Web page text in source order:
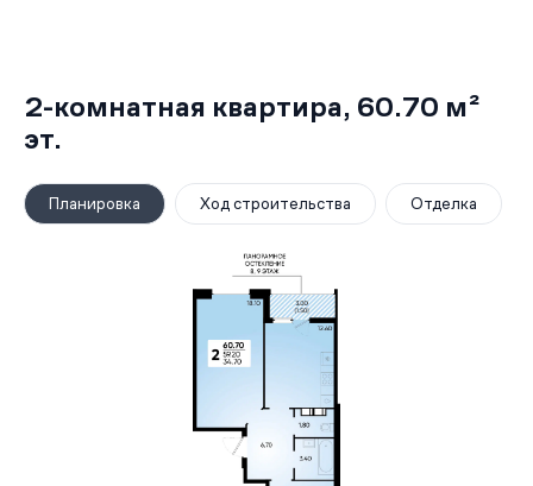
2-комнатная квартира, 60.70 м²
эт.
Планировка Ход строительства Отделка